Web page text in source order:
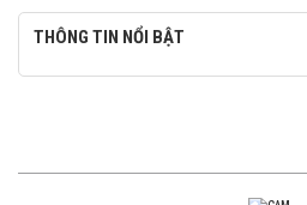
THÔNG TIN NỔI BẬT